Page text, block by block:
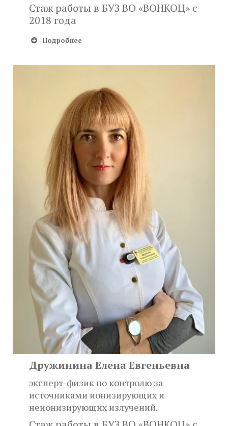
Стаж работы в БУЗ ВО «ВОНКОЦ» с
2018 года
Подробнее
Дружинина Елена Евгеньевна
эксперт-физик по контролю за
источниками ионизирующих и
неионизирующих излучений.